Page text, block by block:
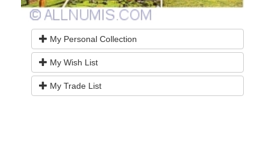
My Personal Collection
My Wish List
My Trade List